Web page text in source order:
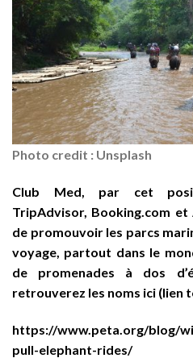
Photo credit : Unsplash
Club Med, par cet
TripAdvisor, Booking.com
de promouvoir les parcs
voyage, partout dans le
de promenades à dos
retrouverez les noms ici (lien
https://www.peta.org/blog/
pull-elephant-rides/